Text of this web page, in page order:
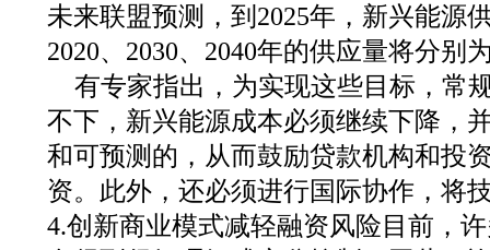
未来联盟预测，到2025年，新兴能源
2020、2030、2040年的供应量将分别
有专家指出，为实现这些目标，常
不下，新兴能源成本必须继续下降，
和可预测的，从而鼓励贷款机构和投
资。此外，还必须进行国际协作，将
4.创新商业模式减轻融资风险目前，